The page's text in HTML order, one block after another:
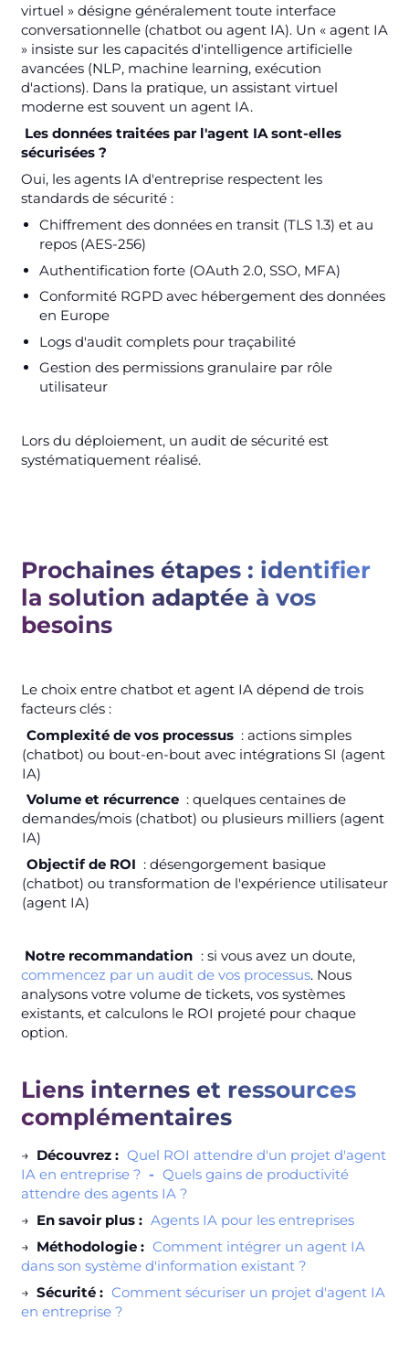
virtuel » désigne généralement toute interface
conversationnelle (chatbot ou agent IA). Un « agent IA
» insiste sur les capacités d'intelligence artificielle
avancées (NLP, machine learning, exécution
d'actions). Dans la pratique, un assistant virtuel
moderne est souvent un agent IA.
Les données traitées par l'agent IA sont-elles
sécurisées ?
Oui, les agents IA d'entreprise respectent les
standards de sécurité :
Chiffrement des données en transit (TLS 1.3) et au
repos (AES-256)
Authentification forte (OAuth 2.0, SSO, MFA)
Conformité RGPD avec hébergement des données
en Europe
Logs d'audit complets pour traçabilité
Gestion des permissions granulaire par rôle
utilisateur
Lors du déploiement, un audit de sécurité est
systématiquement réalisé.
Prochaines étapes : identifier
la solution adaptée à vos
besoins
Le choix entre chatbot et agent IA dépend de trois
facteurs clés :
Complexité de vos processus : actions simples
(chatbot) ou bout-en-bout avec intégrations SI (agent
IA)
Volume et récurrence : quelques centaines de
demandes/mois (chatbot) ou plusieurs milliers (agent
IA)
Objectif de ROI : désengorgement basique
(chatbot) ou transformation de l'expérience utilisateur
(agent IA)
Notre recommandation : si vous avez un doute,
commencez par un audit de vos processus. Nous
analysons votre volume de tickets, vos systèmes
existants, et calculons le ROI projeté pour chaque
option.
Liens internes et ressources
complémentaires
→ Découvrez : Quel ROI attendre d'un projet d'agent
IA en entreprise ? - Quels gains de productivité
attendre des agents IA ?
→ En savoir plus : Agents IA pour les entreprises
→ Méthodologie : Comment intégrer un agent IA
dans son système d'information existant ?
→ Sécurité : Comment sécuriser un projet d'agent IA
en entreprise ?